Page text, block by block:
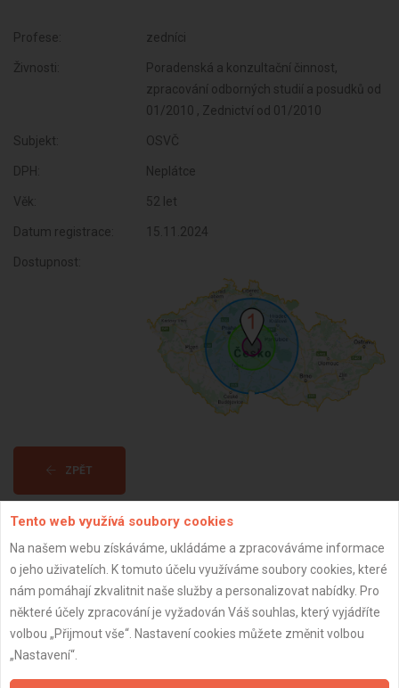
Profese: zedníci
Živnosti:
Poradenská a konzultační činnost,
zpracování odborných studií a posudků od
01/2010 , Zednictví od 01/2010
Subjekt: OSVČ
DPH: Neplátce
Věk: 52 let
Datum registrace: 15.11.2024
Dostupnost:
ZPĚT
Důležité informace
Tento web využívá soubory cookies
Na našem webu získáváme, ukládáme a zpracováváme informace
o jeho uživatelích. K tomuto účelu využíváme soubory cookies, které
nám pomáhají zkvalitnit naše služby a personalizovat nabídky. Pro
některé účely zpracování je vyžadován Váš souhlas, který vyjádříte
volbou „Přijmout vše“. Nastavení cookies můžete změnit volbou
„Nastavení“.